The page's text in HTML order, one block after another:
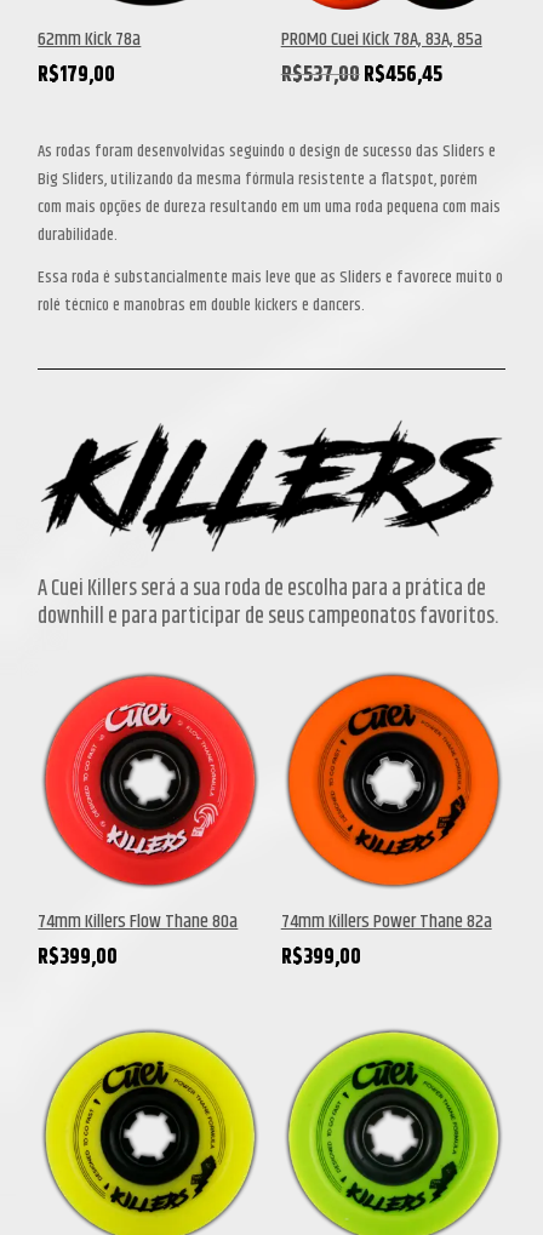
62mm Kick 78a
R$179,00
PROMO Cuei Kick 78A, 83A, 85a
R$537,00O
original
era:
R$537,00.
R$456,45O
atual
é:
R$456,45.
As rodas foram desenvolvidas seguindo o design de sucesso das Sliders e
Big Sliders, utilizando da mesma fórmula resistente a flatspot, porém
com mais opções de dureza resultando em um uma roda pequena com mais
durabilidade.
Essa roda é substancialmente mais leve que as Sliders e favorece muito o
rolé técnico e manobras em double kickers e dancers.
A Cuei Killers será a sua roda de escolha para a prática de
downhill e para participar de seus campeonatos favoritos.
74mm Killers Flow Thane 80a
R$399,00
74mm Killers Power Thane 82a
R$399,00